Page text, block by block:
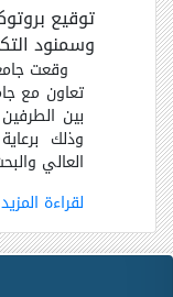
توقيع
وسمنود
وقعت
تعاون مع
بين
وذلك
العالي
لقراءة المزيد